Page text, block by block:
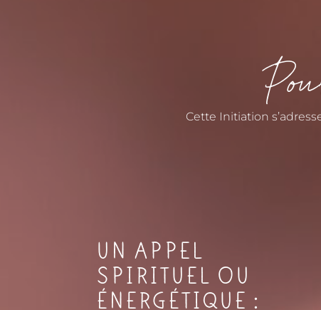
Cette Initiation
UN APPEL
SPIRITUEL OU
ÉNERGÉTIQUE :